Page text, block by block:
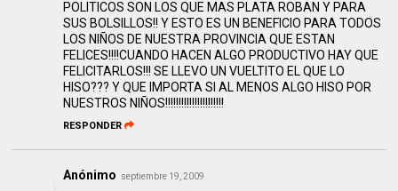
POLITICOS SON LOS QUE MAS PLATA ROBAN Y PARA
SUS BOLSILLOS!! Y ESTO ES UN BENEFICIO PARA TODOS
LOS NIÑOS DE NUESTRA PROVINCIA QUE ESTAN
FELICES!!!!CUANDO HACEN ALGO PRODUCTIVO HAY QUE
FELICITARLOS!!! SE LLEVO UN VUELTITO EL QUE LO
HISO??? Y QUE IMPORTA SI AL MENOS ALGO HISO POR
NUESTROS NIÑOS!!!!!!!!!!!!!!!!!!!!!!
RESPONDER
Anónimo septiembre 19, 2009